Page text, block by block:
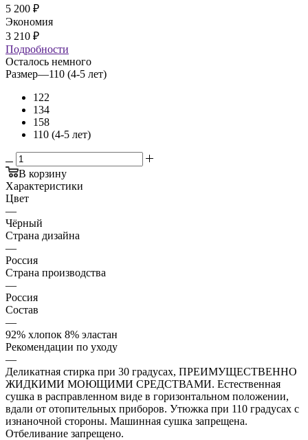
5 200 ₽
Экономия
3 210 ₽
Подробности
Осталось немного
Размер—110 (4-5 лет)
122
134
158
110 (4-5 лет)
В корзину
Характеристики
Цвет
—
Чёрный
Страна дизайна
—
Россия
Страна производства
—
Россия
Состав
—
92% хлопок 8% эластан
Рекомендации по уходу
—
Деликатная стирка при 30 градусах, ПРЕИМУЩЕСТВЕННО
ЖИДКИМИ МОЮЩИМИ СРЕДСТВАМИ. Естественная
сушка в расправленном виде в горизонтальном положении,
вдали от отопительных приборов. Утюжка при 110 градусах с
изнаночной стороны. Машинная сушка запрещена.
Отбеливание запрещено.